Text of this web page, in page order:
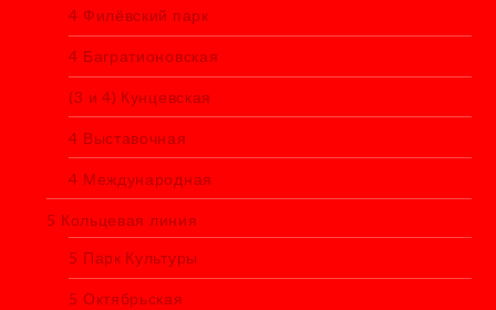
4 Филёвский парк
4 Багратионовская
(3 и 4) Кунцевская
4 Выставочная
4 Международная
5 Кольцевая линия
5 Парк Культуры
5 Октябрьская